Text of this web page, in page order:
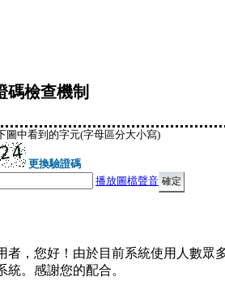
碼檢查機制
圖中看到的字元(字母區分大小寫)
更換驗證碼
播放圖檔聲音
者，您好！由於目前系統使用人數眾
統。感謝您的配合。